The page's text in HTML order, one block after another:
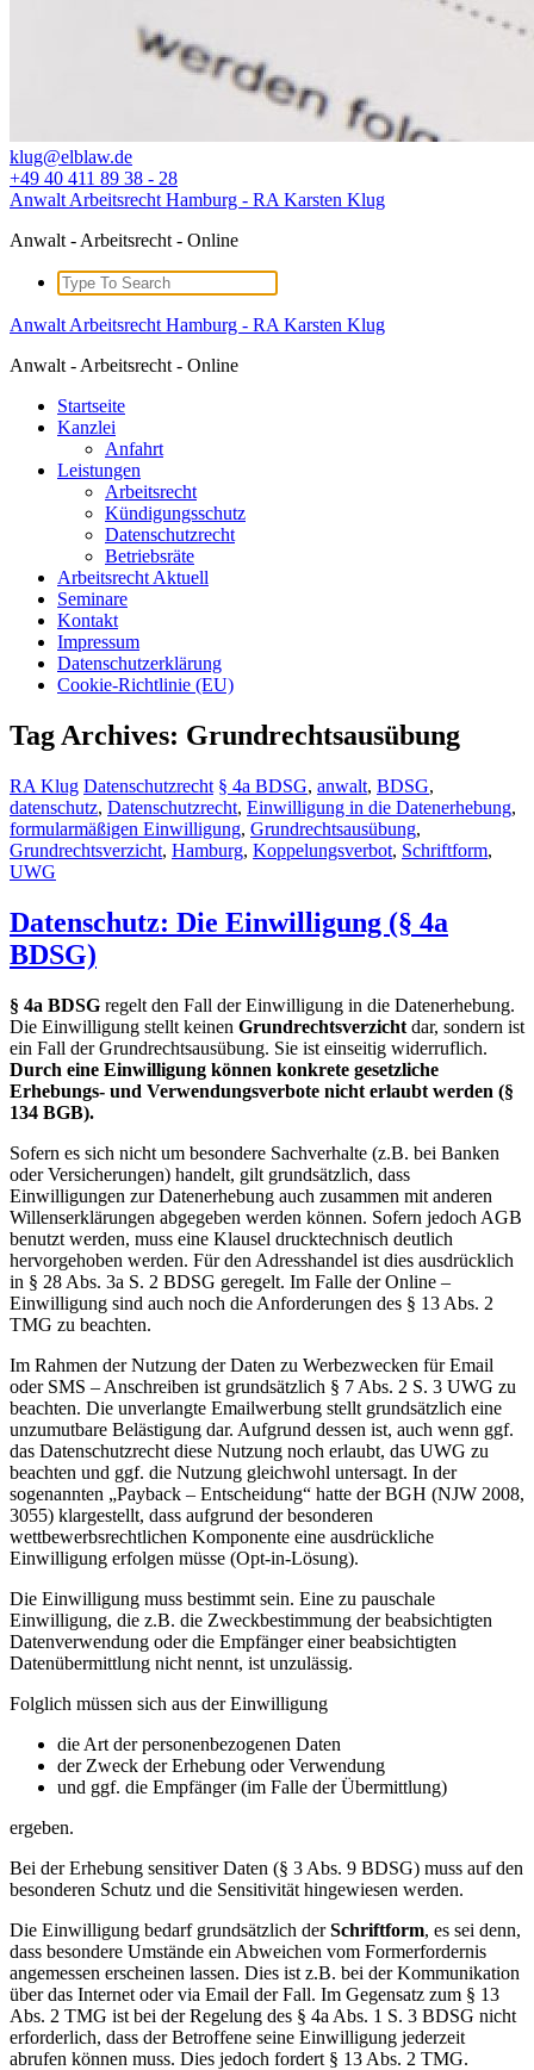
klug@elblaw.de
+49 40 411 89 38 - 28
Anwalt Arbeitsrecht Hamburg - RA Karsten Klug
Anwalt - Arbeitsrecht - Online
Search
for:
Anwalt Arbeitsrecht Hamburg - RA Karsten Klug
Anwalt - Arbeitsrecht - Online
Startseite
Kanzlei
Anfahrt
Leistungen
Arbeitsrecht
Kündigungsschutz
Datenschutzrecht
Betriebsräte
Arbeitsrecht Aktuell
Seminare
Kontakt
Impressum
Datenschutzerklärung
Cookie-Richtlinie (EU)
Tag Archives: Grundrechtsausübung
RA Klug Datenschutzrecht § 4a BDSG, anwalt, BDSG,
datenschutz, Datenschutzrecht, Einwilligung in die Datenerhebung,
formularmäßigen Einwilligung, Grundrechtsausübung,
Grundrechtsverzicht, Hamburg, Koppelungsverbot, Schriftform,
UWG
Datenschutz: Die Einwilligung (§ 4a
BDSG)
§ 4a BDSG regelt den Fall der Einwilligung in die Datenerhebung.
Die Einwilligung stellt keinen Grundrechtsverzicht dar, sondern ist
ein Fall der Grundrechtsausübung. Sie ist einseitig widerruflich.
Durch eine Einwilligung können konkrete gesetzliche
Erhebungs- und Verwendungsverbote nicht erlaubt werden (§
134 BGB).
Sofern es sich nicht um besondere Sachverhalte (z.B. bei Banken
oder Versicherungen) handelt, gilt grundsätzlich, dass
Einwilligungen zur Datenerhebung auch zusammen mit anderen
Willenserklärungen abgegeben werden können. Sofern jedoch AGB
benutzt werden, muss eine Klausel drucktechnisch deutlich
hervorgehoben werden. Für den Adresshandel ist dies ausdrücklich
in § 28 Abs. 3a S. 2 BDSG geregelt. Im Falle der Online –
Einwilligung sind auch noch die Anforderungen des § 13 Abs. 2
TMG zu beachten.
Im Rahmen der Nutzung der Daten zu Werbezwecken für Email
oder SMS – Anschreiben ist grundsätzlich § 7 Abs. 2 S. 3 UWG zu
beachten. Die unverlangte Emailwerbung stellt grundsätzlich eine
unzumutbare Belästigung dar. Aufgrund dessen ist, auch wenn ggf.
das Datenschutzrecht diese Nutzung noch erlaubt, das UWG zu
beachten und ggf. die Nutzung gleichwohl untersagt. In der
sogenannten „Payback – Entscheidung“ hatte der BGH (NJW 2008,
3055) klargestellt, dass aufgrund der besonderen
wettbewerbsrechtlichen Komponente eine ausdrückliche
Einwilligung erfolgen müsse (Opt-in-Lösung).
Die Einwilligung muss bestimmt sein. Eine zu pauschale
Einwilligung, die z.B. die Zweckbestimmung der beabsichtigten
Datenverwendung oder die Empfänger einer beabsichtigten
Datenübermittlung nicht nennt, ist unzulässig.
Folglich müssen sich aus der Einwilligung
die Art der personenbezogenen Daten
der Zweck der Erhebung oder Verwendung
und ggf. die Empfänger (im Falle der Übermittlung)
ergeben.
Bei der Erhebung sensitiver Daten (§ 3 Abs. 9 BDSG) muss auf den
besonderen Schutz und die Sensitivität hingewiesen werden.
Die Einwilligung bedarf grundsätzlich derSchriftform, es sei denn,
dass besondere Umstände ein Abweichen vom Formerfordernis
angemessen erscheinen lassen. Dies ist z.B. bei der Kommunikation
über das Internet oder via Email der Fall. Im Gegensatz zum § 13
Abs. 2 TMG ist bei der Regelung des § 4a Abs. 1 S. 3 BDSG nicht
erforderlich, dass der Betroffene seine Einwilligung jederzeit
abrufen können muss. Dies jedoch fordert § 13 Abs. 2 TMG.